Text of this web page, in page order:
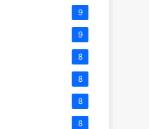
9
9
8
8
8
8